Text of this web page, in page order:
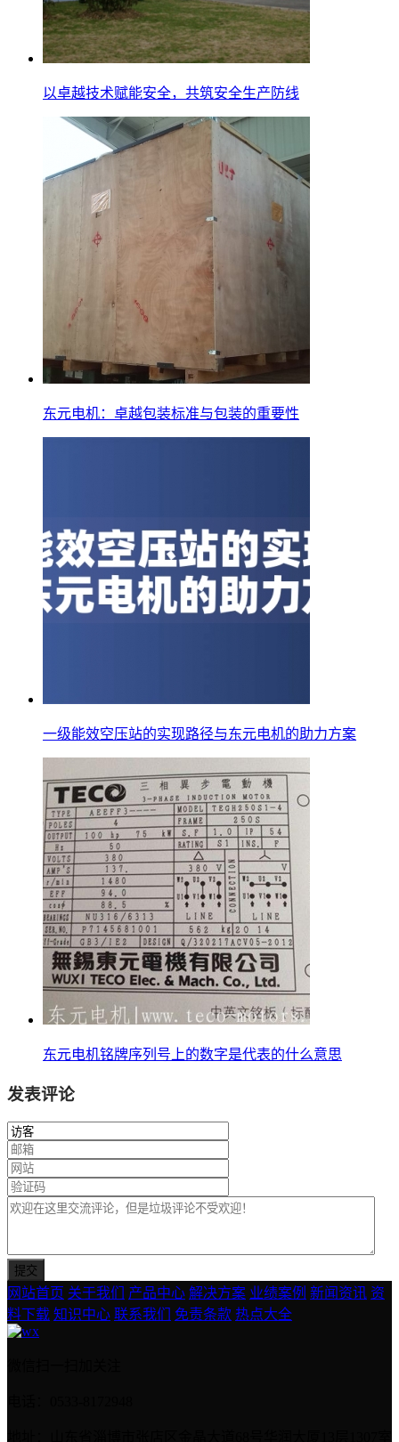
以卓越技术赋能安全，共筑安全生产防线
东元电机：卓越包装标准与包装的重要性
一级能效空压站的实现路径与东元电机的助力方案
东元电机铭牌序列号上的数字是代表的什么意思
发表评论
网站首页 关于我们 产品中心 解决方案 业绩案例 新闻资讯 资
料下载 知识中心 联系我们 免责条款 热点大全